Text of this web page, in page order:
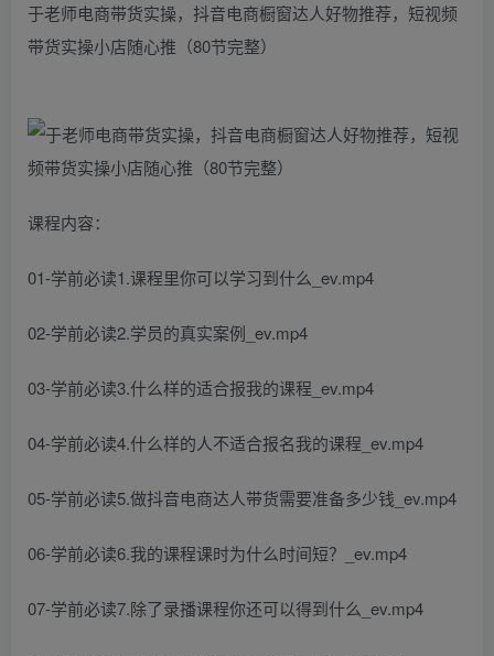
于老师电商带货实操，抖音电商橱窗达人好物推荐，短视频
带货实操小店随心推（80节完整）
课程内容：
01-学前必读1.课程里你可以学习到什么_ev.mp4
02-学前必读2.学员的真实案例_ev.mp4
03-学前必读3.什么样的适合报我的课程_ev.mp4
04-学前必读4.什么样的人不适合报名我的课程_ev.mp4
05-学前必读5.做抖音电商达人带货需要准备多少钱_ev.mp4
06-学前必读6.我的课程课时为什么时间短？_ev.mp4
07-学前必读7.除了录播课程你还可以得到什么_ev.mp4